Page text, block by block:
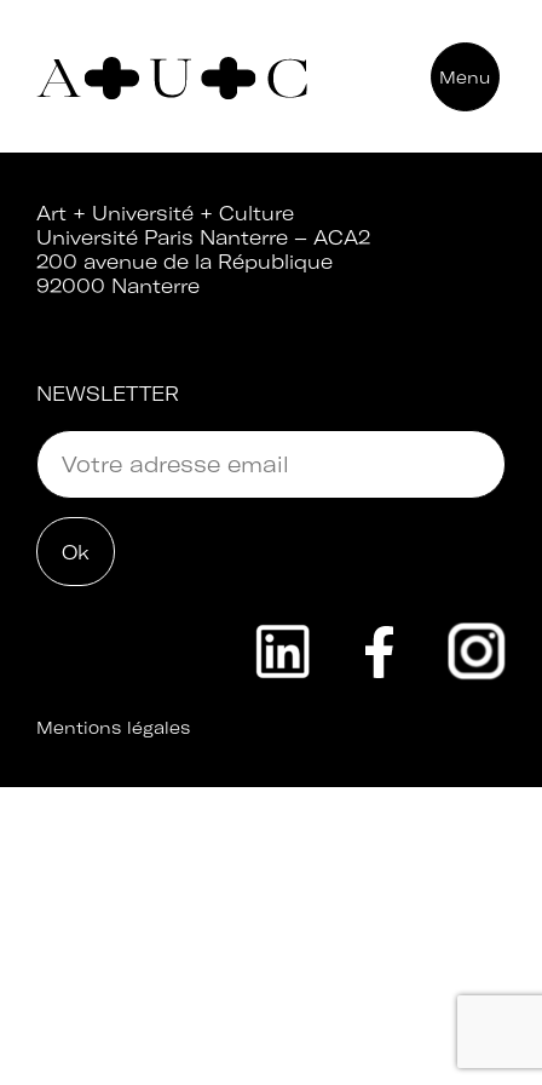
Pour nous contacter
92000 Nanterre
Menu
Art + Université + Culture
Université Paris Nanterre – ACA2
200 avenue de la République
92000 Nanterre
NEWSLETTER
Mentions légales